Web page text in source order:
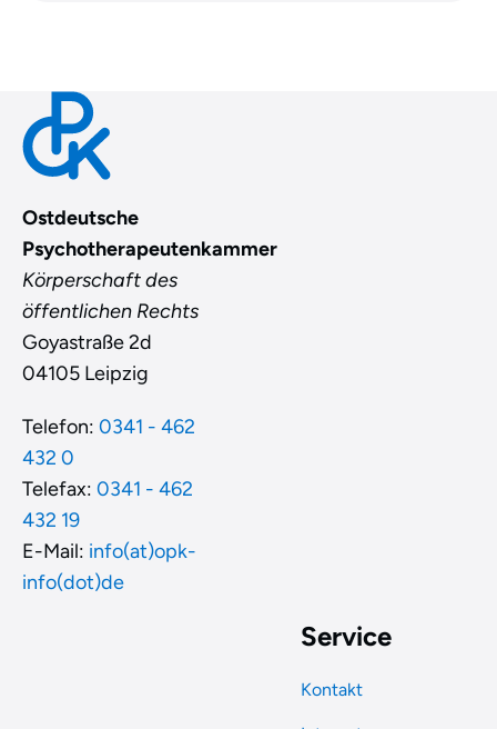
Ostdeutsche
Psychotherapeutenkammer
Körperschaft des
öffentlichen Rechts
Goyastraße 2d
04105 Leipzig
Telefon: 0341 - 462
432 0
Telefax: 0341 - 462
432 19
E-Mail: info(at)opk-
info(dot)de
Service
Kontakt